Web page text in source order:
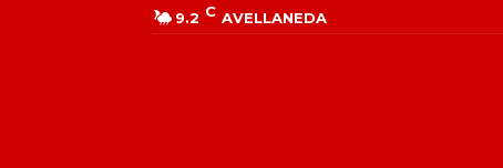
9.2 C AVELLANEDA